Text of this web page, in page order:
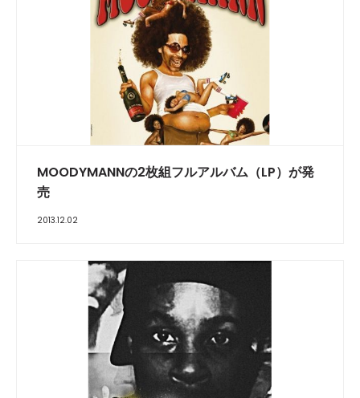
MOODYMANNの2枚組フルアルバム（LP）が発
売
2013.12.02